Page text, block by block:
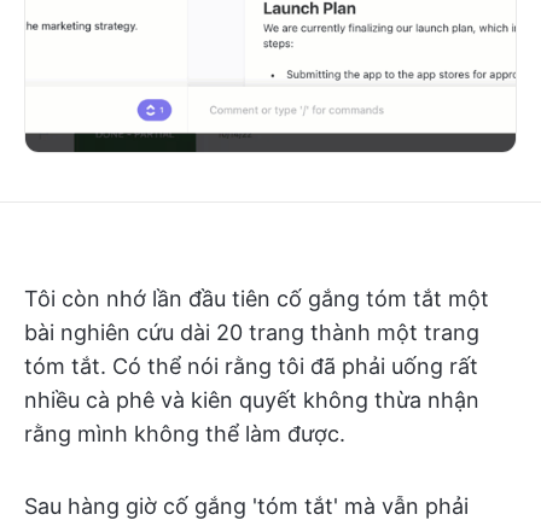
Tôi còn nhớ lần đầu tiên cố gắng tóm tắt một
bài nghiên cứu dài 20 trang thành một trang
tóm tắt. Có thể nói rằng tôi đã phải uống rất
nhiều cà phê và kiên quyết không thừa nhận
rằng mình không thể làm được.
Sau hàng giờ cố gắng 'tóm tắt' mà vẫn phải